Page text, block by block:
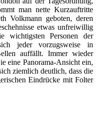
man nette Kurzauftritte
Volkmann geboten, deren
etwas unfreiwillig
wichtigsten Personen der
jeder vorzugsweise in
auffällt. Immer wieder
eine Panorama-Ansicht ein,
ziemlich deutlich, dass die
Eindrücke mit Folter